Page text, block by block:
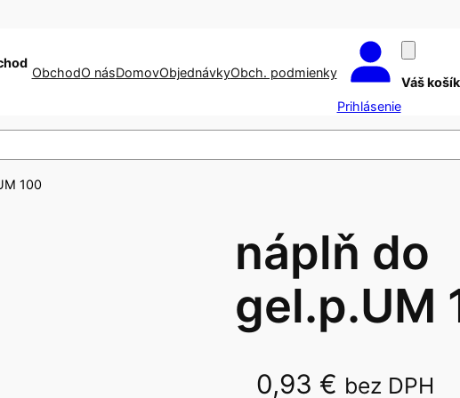
ObchodO násDomovObjednávkyObch. podmienky
Prihlásenie
Váš
100
náplň do
gel.p.UM
0,93 € bez DPH